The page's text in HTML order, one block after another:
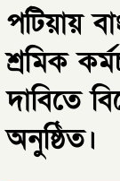
পটিয়ায়
শ্রমিক
দাবিতে
অনুষ্ঠিত।